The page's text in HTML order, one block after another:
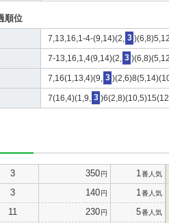
順位
7,13,16,1-4-(9,14)(2, 3
7-13,16,1,4(9,14)(2, 3
7,16(1,13,4)(9, 3
7(16,4)(1,9, 3
3 350円 1 番人気
3 140円 1 番人気
11 230円 5番人気